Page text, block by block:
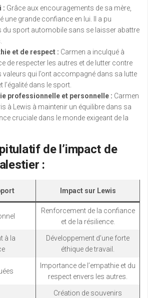
: Grâce aux encouragements de sa mère,
une grande confiance en lui. Il a pu
du sport automobile sans se laisser abattre
et de respect : Carmen a inculqué à
de respecter les autres et de lutter contre
valeurs qui l’ont accompagné dans sa lutte
l’égalité dans le sport.
professionnelle et personnelle : Carmen
à Lewis à maintenir un équilibre dans sa
cruciale dans le monde exigeant de la
de l’impact de
:
Impact sur Lewis
Renforcement de la confiance
et de la résilience.
à la
Développement d’une forte
éthique de travail.
Importance de l’empathie et du
respect envers les autres.
Création de souvenirs